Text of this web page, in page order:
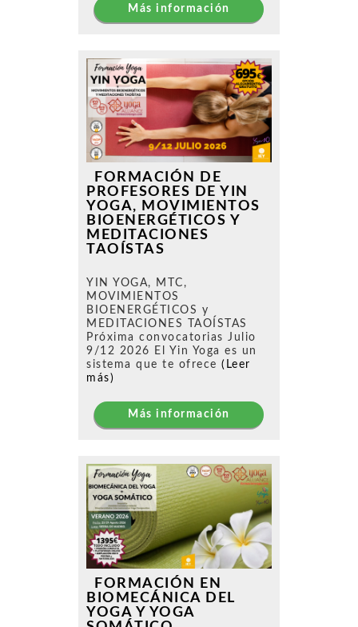
Más información
FORMACIÓN DE
PROFESORES DE YIN
YOGA, MOVIMIENTOS
BIOENERGÉTICOS Y
MEDITACIONES
TAOÍSTAS
YIN YOGA, MTC,
MOVIMIENTOS
BIOENERGÉTICOS y
MEDITACIONES TAOÍSTAS
Próxima convocatorias Julio
9/12 2026 El Yin Yoga es un
sistema que te ofrece (Leer
más)
Más información
FORMACIÓN EN
BIOMECÁNICA DEL
YOGA Y YOGA